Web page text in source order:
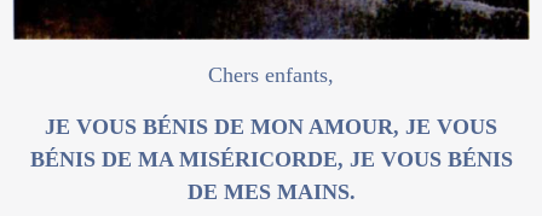
Chers enfants,
JE VOUS BÉNIS DE MON AMOUR, JE VOUS
BÉNIS DE MA MISÉRICORDE, JE VOUS BÉNIS
DE MES MAINS.